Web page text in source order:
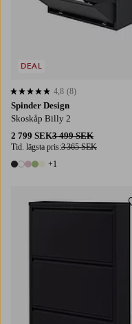
Spinder Design
Skoskåp Billy 2
2 799 SEK3 499 SEK
Tid. lägsta pris:3 365 SEK
6 färger
+1
4,8 baserat på 8 st betyg
4,8 (8)
DEAL